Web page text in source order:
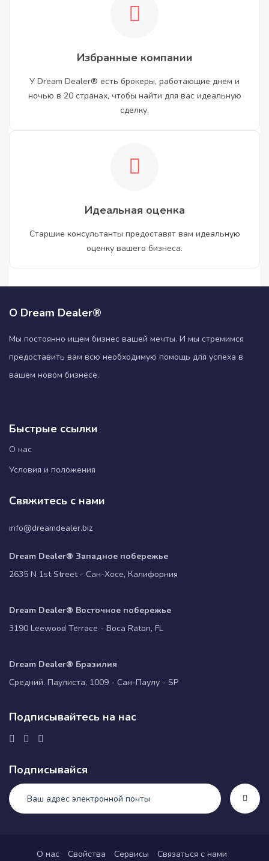
Избранные компании
У Dream Dealer® есть брокеры, работающие днем и
ночью в 20 странах, чтобы найти для вас идеальную
сделку.
Идеальная оценка
Старшие консультанты предоставят вам идеальную
оценку вашего бизнеса.
О Dream Dealer®
Мы постоянно ищем бизнес вашей мечты. И мы стремимся
предоставить вам всю необходимую помощь для успеха в
вашем новом бизнесе.
Быстрые ссылки
О нас
Условия и положения
Свяжитесь с нами
info@dreamdealer.biz
Dream Dealer® Западное побережье
2635 N 1st Street - Сан-Хосе, Калифорния
Dream Dealer® Восточное побережье
3190 Leewood Terrace - Boca Raton, FL
Dream Dealer® Бразилия
Средний. Паулиста, 1009 - Сан-Паулу - SP
Подписывайтесь на нас
Подписывайся
О нас Свойства Сервисы Связаться с нами